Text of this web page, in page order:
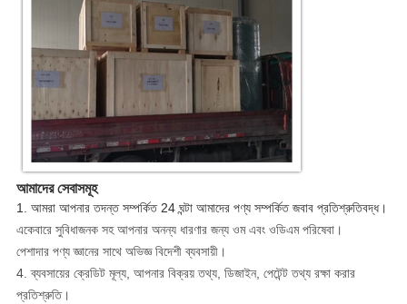
আমাদের সেবাসমূহ
1. আমরা আপনার তদন্ত সম্পর্কিত 24 ঘন্টা আমাদের পণ্য সম্পর্কিত জবাব প্রতিশ্রুতিবদ্ধ।
একেবারে সুবিধাজনক সহ আপনার অনন্য ধারণার জন্য ওম এবং ওডিএম পরিষেবা।
পেশাদার পণ্য জ্ঞানের সাথে অভিজ্ঞ বিদেশী ব্যবসায়ী।
4. ব্যবসায়ের ক্রেডিট মূল্য, আপনার বিক্রয় তথ্য, ডিজাইন, পেটেন্ট তথ্য রক্ষা করার
প্রতিশ্রুতি।